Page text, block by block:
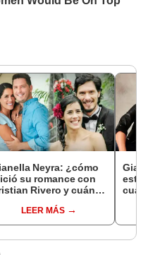
Neyra: ¿cómo
su romance con
Rivero y cuánto
LEER MÁS